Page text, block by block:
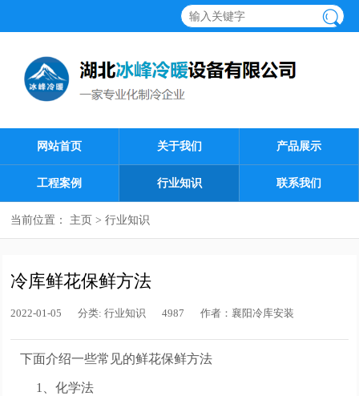
网站首页 关于我们 产品展示
工程案例 行业知识 联系我们
当前位置： 主页 > 行业知识
冷库鲜花保鲜方法
2022-01-05 分类: 行业知识 4987 作者： 襄阳冷库安装
下面介绍一些常见的鲜花保鲜方法
1、化学法